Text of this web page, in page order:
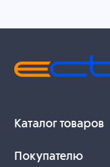
Каталог товаров
Покупателю